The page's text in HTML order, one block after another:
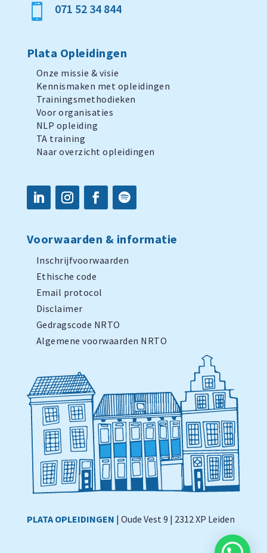
 071 52 34 844
Plata Opleidingen
Onze missie & visie
Kennismaken met opleidingen
Trainingsmethodieken
Voor organisaties
NLP opleiding
TA training
Naar overzicht opleidingen
Voorwaarden & informatie
Inschrijfvoorwaarden
Ethische code
Email protocol
Disclaimer
Gedragscode NRTO
Algemene voorwaarden NRTO
PLATA OPLEIDINGEN | Oude Vest 9 | 2312 XP Leiden